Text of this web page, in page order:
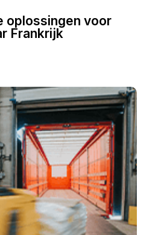
oplossingen voor
Frankrijk